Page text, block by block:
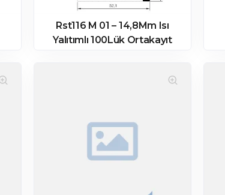
Rst116 M 01 – 14,8Mm Isı
Yalıtımlı 100Lük Ortakayıt